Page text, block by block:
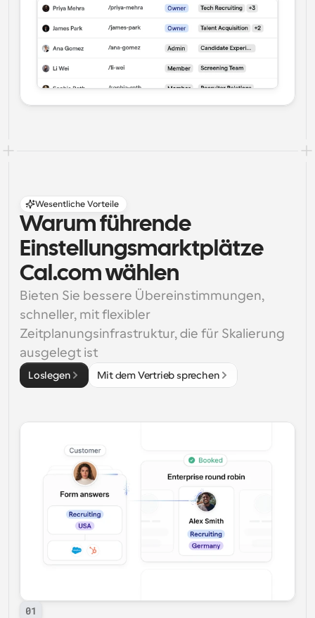
Wesentliche Vorteile
Warum führende
Einstellungsmarktplätze
Cal.com wählen
Bieten Sie bessere Übereinstimmungen,
schneller, mit flexibler
Zeitplanungsinfrastruktur, die für Skalierung
ausgelegt ist
Loslegen Mit dem Vertrieb sprechen
01